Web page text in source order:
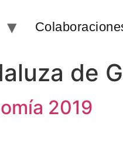
de
2019